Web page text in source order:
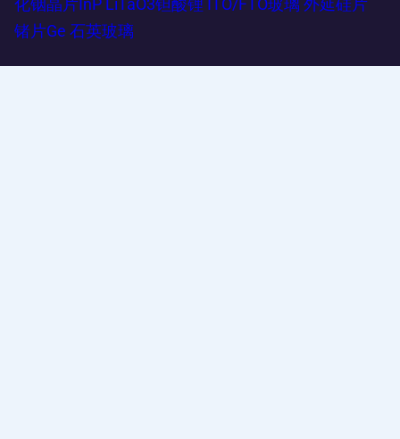
化铟晶片InP LiTaO3钽酸锂 ITO/FTO玻璃 外延硅片
锗片Ge 石英玻璃